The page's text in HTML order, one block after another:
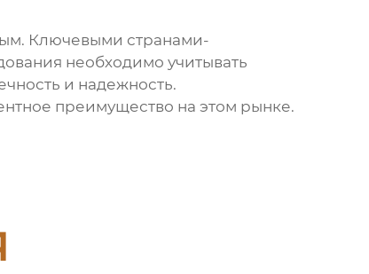
Ключевыми странами-
необходимо учитывать
и надежность.
преимущество на этом рынке.